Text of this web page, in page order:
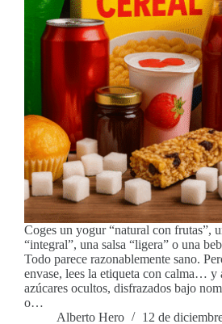
Coges un yogur “natural con frutas”,
“integral”, una salsa “ligera” o una
Todo parece razonablemente sano.
envase, lees la etiqueta con calma… y
azúcares ocultos, disfrazados bajo
o…
Alberto Hero
12 de